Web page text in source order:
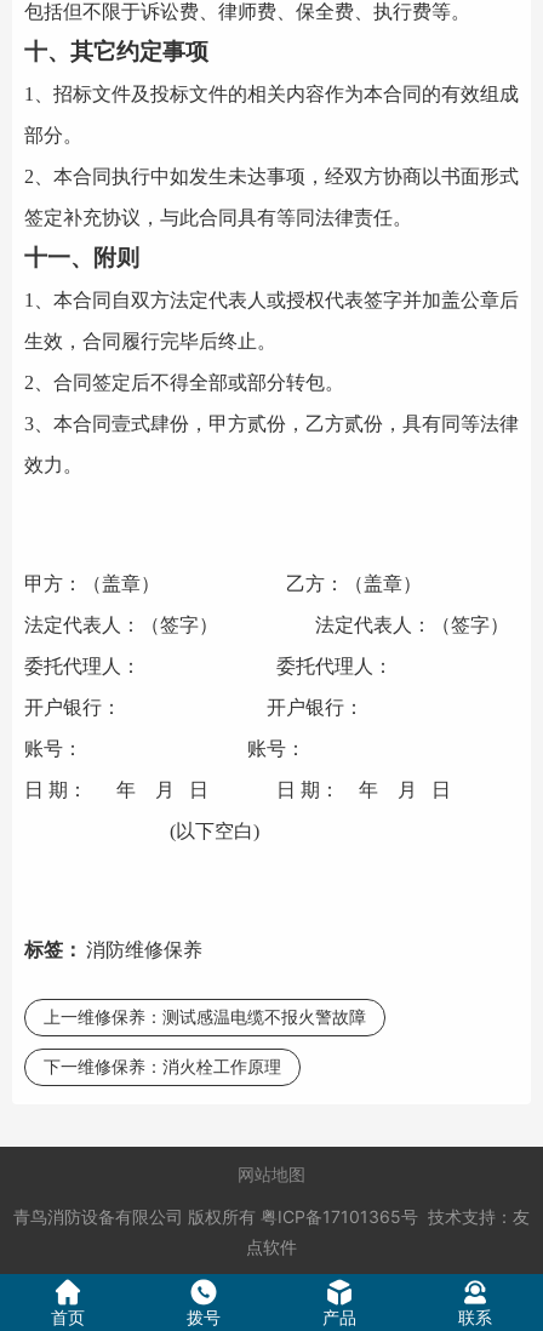
包括但不限于诉讼费、律师费、保全费、执行费等。
十、其它约定事项
1
、招标文件及投标文件的相关内容作为本合同的有效组成
部分。
2 、本合同执行中如发生未达事项，经双方协商以书面形式
签定补充协议，与此合同具有等同法律责任。
十一、附则
1、本合同自双方法定代表人或授权代表签字并加盖公章后
生效，合同履行完毕后终止。
2、合同签定后不得全部或部分转包。
3、本合同壹式肆份，甲方贰份，乙方贰份，具有同等法律
效力。
甲方：（盖章）
乙方：（盖章）
法定代表人：（签字）
法定代表人：（签字）
委托代理人：
委托代理人：
开户银行：
开户银行：
账号：
账号：
日 期： 年 月 日 日 期： 年 月
日
(以下空白)
标签： 消防维修保养
上一维修保养： 测试感温电缆不报火警故障
下一维修保养： 消火栓工作原理
网站地图
青鸟消防设备有限公司 版权所有 粤ICP备17101365号 技术支持： 友
点软件
首页 拨号 产品 联系